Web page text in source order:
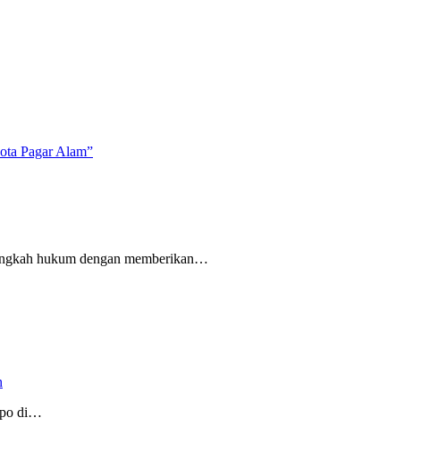
Pagar Alam”
hukum dengan memberikan…
di…